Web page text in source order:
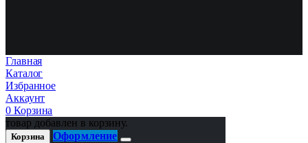
Главная
Каталог
Избранное
Аккаунт
0 Корзина
товар добавлен в корзину.
Корзина Оформление